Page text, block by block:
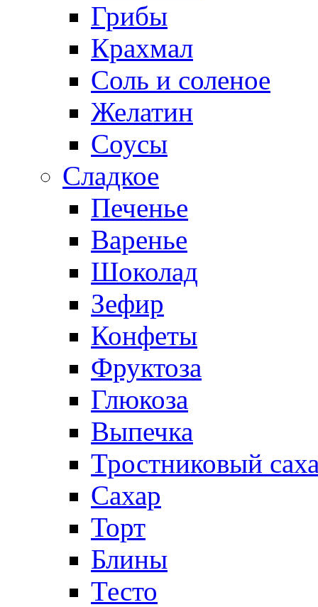
Грибы
Крахмал
Соль и соленое
Желатин
Соусы
Сладкое
Печенье
Варенье
Шоколад
Зефир
Конфеты
Фруктоза
Глюкоза
Выпечка
Тростниковый
Сахар
Торт
Блины
Тесто